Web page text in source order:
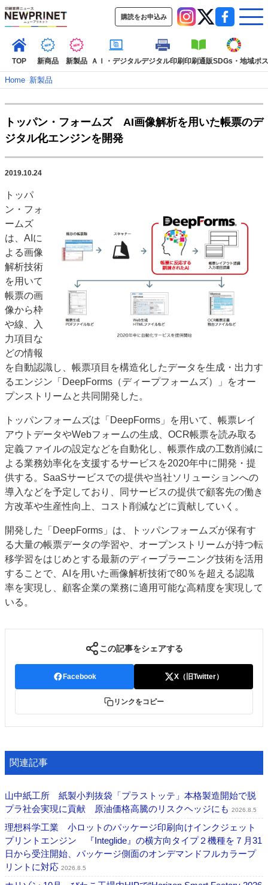
購読をお申込み
TOP 新商品 新製品 ＡＩ・デジタルデジタル印刷印刷通販SDGs・地域ポ
TOP
新着記事 特集記事
インタビュー
コレクション
SDGs・地域
市場・統計
特集記事カテゴリー一覧
特集・デジタル印刷 アイデアで勝負！ ～多様なビジネス・多彩な商材～
JAPAN PACK 2023 特集
中古印刷機・製本機特集
2022 見える化・MIS特集
2022 検査・校正特集
特集・デジタル印刷 ～ 新成長軌道を描く
案内
発刊案内
運営
会社案内
購読・購入申し込み
Home–新製品
トッパン・フォームズ AI画像解析を用いた帳票のデ
ジタル化エンジンを開発
2019.10.24
トッパ
ン・フォ
ームズ
は、AIに
よる画像
解析技術
を用いて
帳票の画
像から枠
や線、入
力項目な
どの情報
を自動認識し、帳票項目を構造化したデータを生成・出力す
るエンジン「DeepForms（ディープフォームズ）」をオー
プンストリームと共同開発した。
トッパンフォームズは「DeepForms」を用いて、帳票レイ
アウトデータやWebフォームの生成、OCR帳票を読み取る
定義ファイルの設定などを自動化し、帳票作成の工数削減に
よる業務効率化を支援するサービスを2020年中に開発・提
供する。SaaSサービスでの提供や当社ソリューションへの
導入などを予定しており、同サービスの提供で顧客先の働き
方改革や生産性向上、コスト削減などに貢献していく。
開発した「DeepForms」は、トッパンフォームズが保有す
る大量の帳票データの学習や、オープンストリームが持つ転
移学習をはじめとする最新のディープラーニング技術を活用
することで、AIを用いた画像解析技術で80％を超える認識
率を実現し、顧客企業の業務に適用可能な高精度を実現して
いる。
この記事をシェアする
Facebook X（旧Twitter）
リンクをコピー
関連記事
山中紙工所 紙製小判抜袋「プラストッテ」本格製造開始で脱
プラ社会実現に貢献 原油価格高騰のリスクヘッジにも 2026.8.5
理想科学工業 小ロットのパッケージ印刷向けインクジェット
プリントエンジン 『Integlide』の横方向タイプ２機種を７月31
日から受注開始、パッケージ側面のオンデマンドフルカラープ
リントに対応 2026.8.5